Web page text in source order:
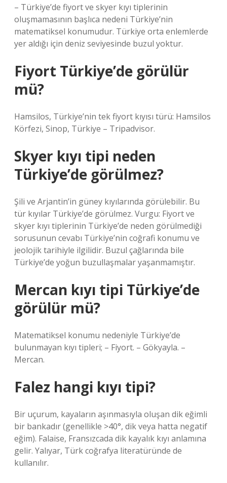
– Türkiye’de fiyort ve skyer kıyı tiplerinin
oluşmamasının başlıca nedeni Türkiye’nin
matematiksel konumudur. Türkiye orta enlemlerde
yer aldığı için deniz seviyesinde buzul yoktur.
Fiyort Türkiye’de görülür
mü?
Hamsilos, Türkiye’nin tek fiyort kıyısı türü: Hamsilos
Körfezi, Sinop, Türkiye – Tripadvisor.
Skyer kıyı tipi neden
Türkiye’de görülmez?
Şili ve Arjantin’in güney kıyılarında görülebilir. Bu
tür kıyılar Türkiye’de görülmez. Vurgu: Fiyort ve
skyer kıyı tiplerinin Türkiye’de neden görülmediği
sorusunun cevabı Türkiye’nin coğrafi konumu ve
jeolojik tarihiyle ilgilidir. Buzul çağlarında bile
Türkiye’de yoğun buzullaşmalar yaşanmamıştır.
Mercan kıyı tipi Türkiye’de
görülür mü?
Matematiksel konumu nedeniyle Türkiye’de
bulunmayan kıyı tipleri; – Fiyort. – Gökyayla. –
Mercan.
Falez hangi kıyı tipi?
Bir uçurum, kayaların aşınmasıyla oluşan dik eğimli
bir bankadır (genellikle >40°, dik veya hatta negatif
eğim). Falaise, Fransızcada dik kayalık kıyı anlamına
gelir. Yalıyar, Türk coğrafya literatüründe de
kullanılır.